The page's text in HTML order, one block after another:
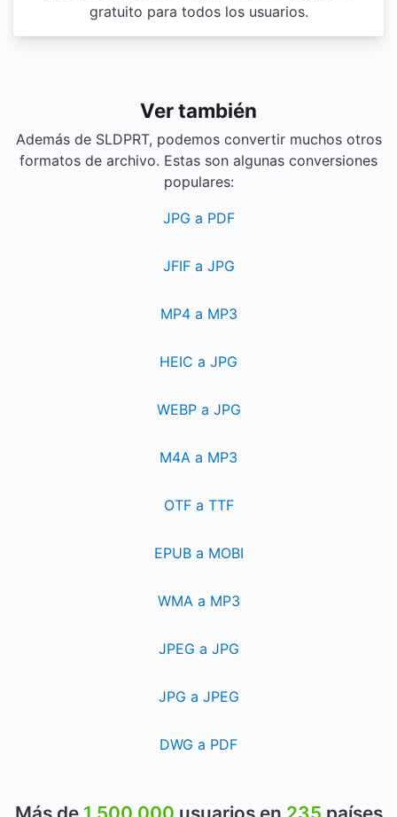
gratuito para todos los usuarios.
Ver también
Además de SLDPRT, podemos convertir muchos otros
formatos de archivo. Estas son algunas conversiones
populares:
JPG a PDF
JFIF a JPG
MP4 a MP3
HEIC a JPG
WEBP a JPG
M4A a MP3
OTF a TTF
EPUB a MOBI
WMA a MP3
JPEG a JPG
JPG a JPEG
DWG a PDF